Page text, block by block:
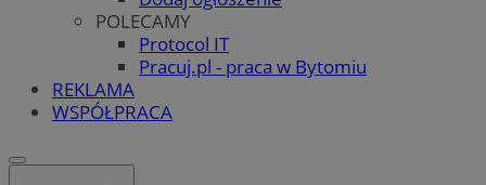
POLECAMY
Protocol IT
Pracuj.pl - praca w Bytomiu
REKLAMA
WSPÓŁPRACA